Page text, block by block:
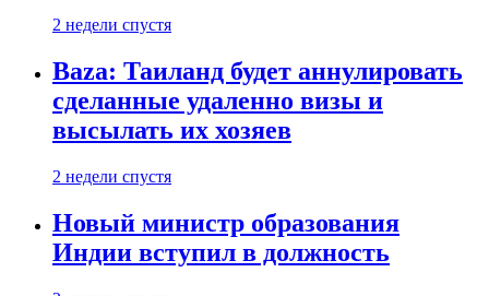
2 недели спустя
Baza: Таиланд будет аннулировать
сделанные удаленно визы и
высылать их хозяев
2 недели спустя
Новый министр образования
Индии вступил в должность